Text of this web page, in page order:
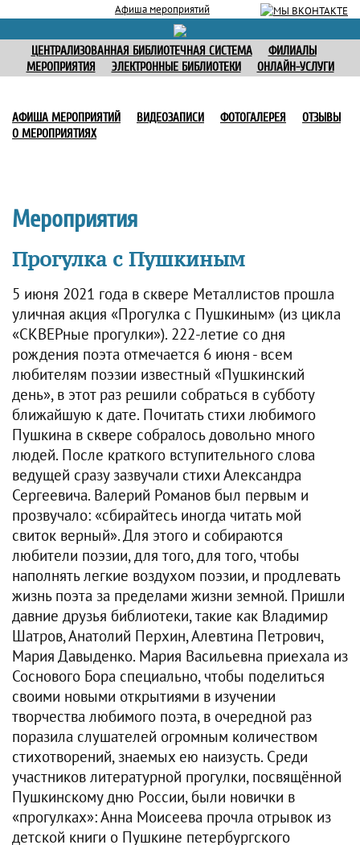
Афиша мероприятий
ЦЕНТРАЛИЗОВАННАЯ БИБЛИОТЕЧНАЯ СИСТЕМА
ФИЛИАЛЫ
МЕРОПРИЯТИЯ
ЭЛЕКТРОННЫЕ БИБЛИОТЕКИ ОНЛАЙН-УСЛУГИ
АФИША МЕРОПРИЯТИЙ ВИДЕОЗАПИСИ ФОТОГАЛЕРЕЯ
ОТЗЫВЫ
О МЕРОПРИЯТИЯХ
Мероприятия
Прогулка с Пушкиным
5 июня 2021 года в сквере Металлистов прошла
уличная акция «Прогулка с Пушкиным» (из цикла
«СКВЕРные прогулки»). 222-летие со дня
рождения поэта отмечается 6 июня - всем
любителям поэзии известный «Пушкинский
день», в этот раз решили собраться в субботу
ближайшую к дате. Почитать стихи любимого
Пушкина в сквере собралось довольно много
людей. После краткого вступительного слова
ведущей сразу зазвучали стихи Александра
Сергеевича. Валерий Романов был первым и
прозвучало: «сбирайтесь иногда читать мой
свиток верный». Для этого и собираются
любители поэзии, для того, для того, чтобы
наполнять легкие воздухом поэзии, и продлевать
жизнь поэта за пределами жизни земной. Пришли
давние друзья библиотеки, такие как Владимир
Шатров, Анатолий Перхин, Алевтина Петрович,
Мария Давыденко. Мария Васильевна приехала из
Соснового Бора специально, чтобы поделиться
своими новыми открытиями в изучении
творчества любимого поэта, в очередной раз
поразила слушателей огромным количеством
стихотворений, знаемых ею наизусть. Среди
участников литературной прогулки, посвящённой
Пушкинскому дню России, были новички в
«прогулках»: Анна Моисеева прочла отрывок из
детской книги о Пушкине петербургского